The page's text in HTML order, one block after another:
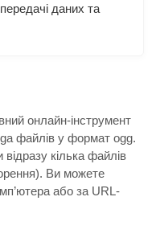
даних та
онлайн-інструмент
файлів у формат ogg.
кілька файлів
Ви можете
або за URL-